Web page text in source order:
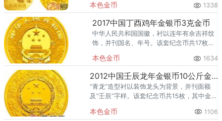
批重点文物保护单位，同时也是国家第一批
风景名胜区。
本色金币 1338
2017中国丁酉鸡年金银币3克金币
中华人民共和国国徽，衬以连年有余吉祥纹
饰，并刊国名、年号。该套纪念币共17枚，
为中华人民共和国法定货币。
本色金币 1634
2012中国壬辰龙年金银币10公斤金币
“青龙”造型衬以装饰龙头为背景，并刊面额
及“壬辰”字样。该套纪念币共15枚，其中金币
币。
本色金币 1106